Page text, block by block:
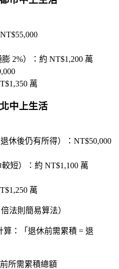
2%）：約 NT$1,200 萬
萬
中上生活
休後仍有所得）：NT$50,000
短）：約 NT$1,100 萬
萬
法則簡易算法）
算：「退休前需累積 = 退
所需累積總額